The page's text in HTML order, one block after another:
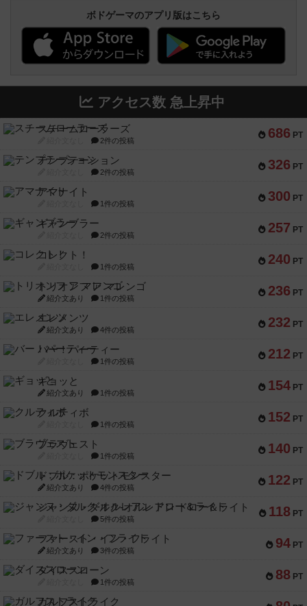
ボドゲーマのアプリ版はこちら
アクセス数 急上昇中
686 PT
スチームローラーズ
2件の投稿
326 PT
テンプテーション
2件の投稿
300 PT
アマナイト
1件の投稿
257 PT
ギャンブラー
2件の投稿
240 PT
コレクト！
1件の投稿
236 PT
トリオンフ ア マレンゴ
紹介文あり 1件の投稿
232 PT
エレメンツ
紹介文あり 4件の投稿
212 PT
バー！パーティー
1件の投稿
154 PT
ギョッと
紹介文あり 1件の投稿
152 PT
クルティボ
1件の投稿
140 PT
ブラヴェスト
1件の投稿
122 PT
ドブル：ポケットモンスター
紹介文あり 4件の投稿
118 PT
ジャンヌ・ダルク-オルレアン ドロー＆ライト
5件の投稿
94 PT
ファースト・イン・フライト
紹介文あり 3件の投稿
88 PT
ダイススローン
1件の投稿
ガルフストライク